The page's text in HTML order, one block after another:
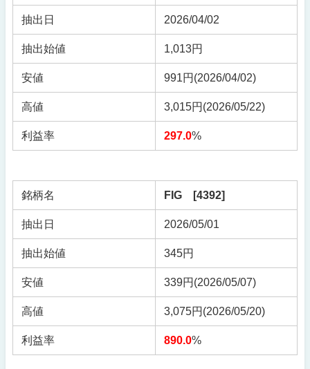
抽出日 2026/04/02
抽出始値 1,013円
安値 991円(2026/04/02)
高値 3,015円(2026/05/22)
利益率 297.0%
銘柄名 FIG [4392]
抽出日 2026/05/01
抽出始値 345円
安値 339円(2026/05/07)
高値 3,075円(2026/05/20)
利益率 890.0%